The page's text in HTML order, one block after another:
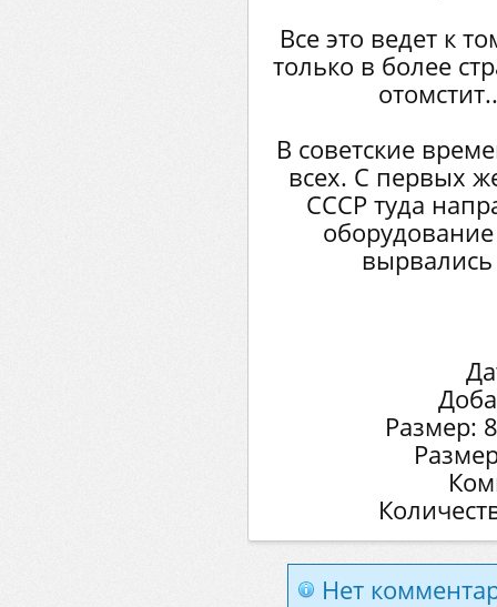
Все это ведет к
только в более
В советские
всех. С первых
СССР туда
вырвались
Размер:
Нет